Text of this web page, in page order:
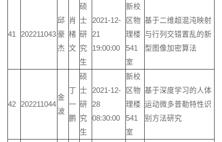
41 202211043
邱
豪
杰
肖
楮
文
硕
士
研
究
生
2021-12-
21
19:00:00
新校
区物
理楼
541
室
基于二维超混沌映射
与行列交错置乱的新
型图像加密算法
42 202211044
金
波
丁
一
鹏
硕
士
研
究
生
2021-12-
28
08:30:00
新校
区物
理楼
541
室
基于深度学习的人体
运动微多普勒特性识
别方法研究